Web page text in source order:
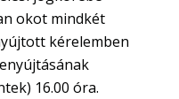
okot mindkét
kérelemben
16.00 óra.